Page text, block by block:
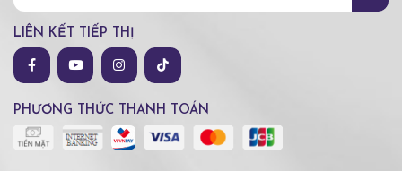
LIÊN KẾT TIẾP THỊ
PHƯƠNG THỨC THANH TOÁN